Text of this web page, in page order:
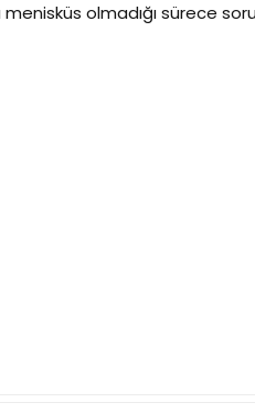
olmadığı sürece